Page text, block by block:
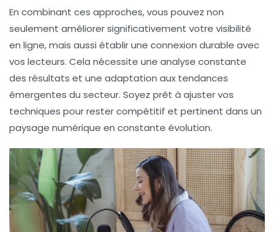
En combinant ces approches, vous pouvez non
seulement améliorer significativement votre visibilité
en ligne, mais aussi établir une connexion durable avec
vos lecteurs. Cela nécessite une analyse constante
des résultats et une adaptation aux tendances
émergentes du secteur. Soyez prêt à ajuster vos
techniques pour rester compétitif et pertinent dans un
paysage numérique en constante évolution.